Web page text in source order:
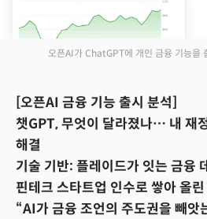
오픈AI가 ChatGPT에 개인 금융 기능을
[오픈AI 금융 기능 출시 분석]
챗GPT, 무엇이 달라졌나… 내 재
해결
기술 기반: 플레이드가 잇는 금융
핀테크 스타트업 인수로 쌓아 올
“AI가 금융 조언의 주도권을 빼앗